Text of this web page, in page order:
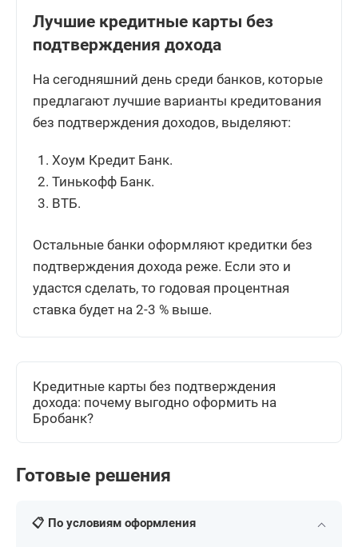
Лучшие кредитные карты без
подтверждения дохода
На сегодняшний день среди банков, которые
предлагают лучшие варианты кредитования
без подтверждения доходов, выделяют:
Хоум Кредит Банк.
Тинькофф Банк.
ВТБ.
Остальные банки оформляют кредитки без
подтверждения дохода реже. Если это и
удастся сделать, то годовая процентная
ставка будет на 2-3 % выше.
Кредитные карты без подтверждения
дохода: почему выгодно оформить на
Бробанк?
Готовые решения
📋 По условиям оформления